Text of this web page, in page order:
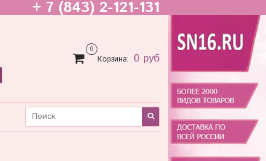
+ 7 (843) 2-121-131
0
Корзина: 0 руб